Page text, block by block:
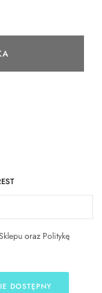
oraz Politykę
DOSTĘPNY